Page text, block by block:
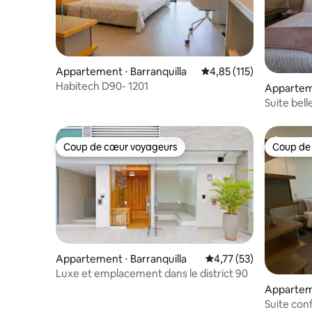
Appartement ⋅ Barranquilla Évaluation moyenne
4,85 (115)
Habitech D90- 1201
Suite
Coup de cœur voyageurs
Coup de cœur voyageurs
Appartement ⋅ Barranquilla Évaluation moyenne
4,77 (53)
Luxe et emplacement dans le district 90
Coup
Coup
Suite